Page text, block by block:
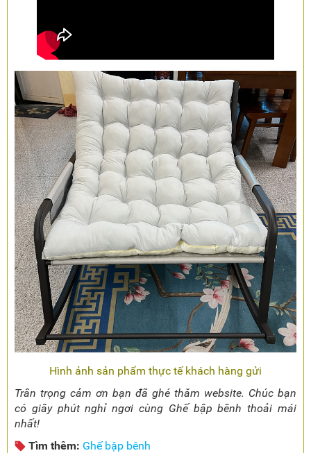
Hình ảnh sản phẩm thực tế khách hàng gửi
Trân trọng cảm ơn bạn đã ghé thăm website. Chúc bạn
có giây phút nghỉ ngơi cùng Ghế bập bênh thoải mái
nhất!
Tìm thêm: Ghế bập bênh